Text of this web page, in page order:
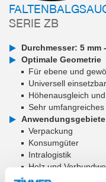
SERIE ZB
Durchmesser: 5 mm
Optimale Geometrie
Für ebene und
Universell einsetzbar
Höhenausgleich
Sehr
Anwendungsgebiete
Verpackung
Konsumgüter
Intralogistik
Holz und